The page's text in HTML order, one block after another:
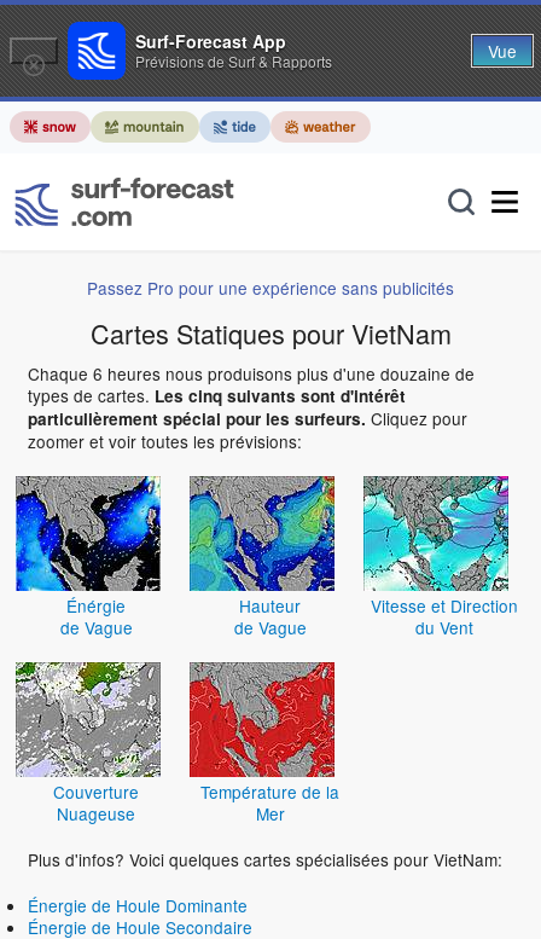
Passez Pro pour une expérience sans publicités
Cartes Statiques pour VietNam
Chaque 6 heures nous produisons plus d'une douzaine de
types de cartes. Les cinq suivants sont d'intérêt
particulièrement spécial pour les surfeurs. Cliquez pour
zoomer et voir toutes les prévisions:
Énérgie
de Vague
Hauteur
de Vague
Vitesse et Direction
du Vent
Couverture
Nuageuse
Température de la
Mer
Plus d'infos? Voici quelques cartes spécialisées pour VietNam:
Énergie de Houle Dominante
Énergie de Houle Secondaire
Surf-Forecast App
Prévisions de Surf & Rapports Vue